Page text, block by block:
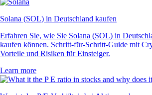
Solana (SOL) in Deutschland kaufen
Erfahren Sie, wie Sie Solana (SOL) in
kaufen können. Schritt-für-Schritt-Guide mit
Vorteile und Risiken für Einsteiger.
Learn more